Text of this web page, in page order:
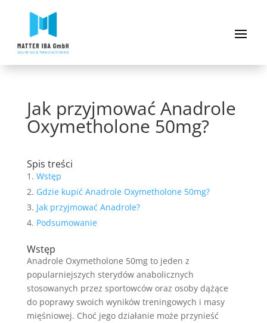
Jak przyjmować Anadrole
Oxymetholone 50mg?
Spis treści
Wstęp
Gdzie kupić Anadrole Oxymetholone 50mg?
Jak przyjmować Anadrole?
Podsumowanie
Wstęp
Anadrole Oxymetholone 50mg to jeden z
popularniejszych sterydów anabolicznych
stosowanych przez sportowców oraz osoby dążące
do poprawy swoich wyników treningowych i masy
mięśniowej. Choć jego działanie może przynieść